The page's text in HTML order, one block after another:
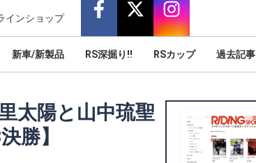
インショップ
新車/新製品 RS深掘り!! RSカップ 過去記事
太陽と山中琉聖
勝】